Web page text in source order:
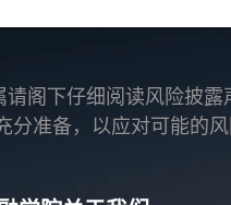
阁下仔细阅读风险披
准备，以应对可能的风